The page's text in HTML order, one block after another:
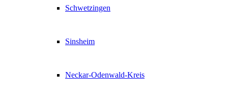
Schwetzingen
Sinsheim
Neckar-Odenwald-Kreis